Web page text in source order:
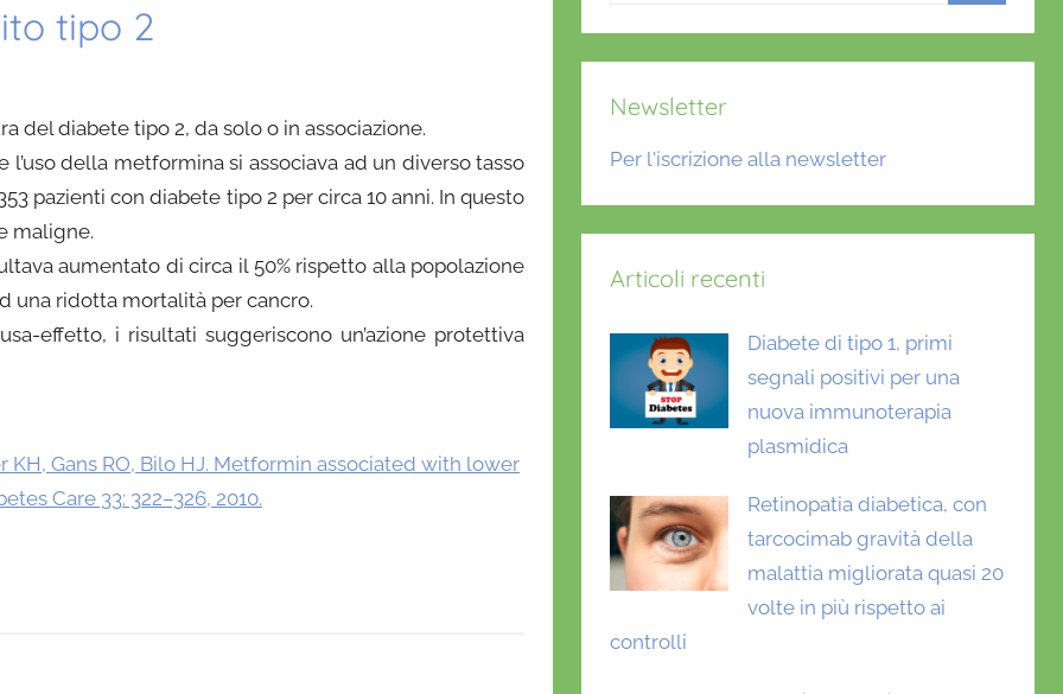
tipo 2
del diabete tipo 2, da solo o in associazione.
della metformina si associava ad un diverso tasso
pazienti con diabete tipo 2 per circa 10 anni. In questo
maligne.
aumentato di circa il 50% rispetto alla popolazione
una ridotta mortalità per cancro.
effetto, i risultati suggeriscono un’azione protettiva
Gans RO, Bilo HJ. Metformin associated with lower
Care 33: 322–326, 2010.
Newsletter
Per l'iscrizione alla newsletter
Articoli recenti
Diabete di tipo 1, primi
segnali positivi per una
nuova immunoterapia
plasmidica
Retinopatia diabetica, con
tarcocimab gravità della
malattia migliorata quasi 20
volte in più rispetto ai
controlli